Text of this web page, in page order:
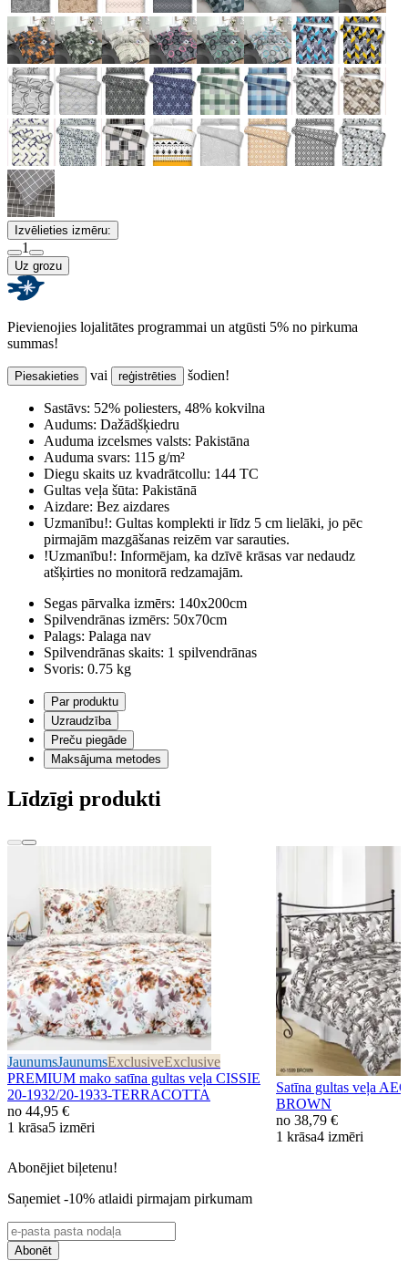
Izvēlieties izmēru:
1
Uz grozu
Pievienojies lojalitātes programmai un atgūsti 5% no pirkuma
summas!
Piesakieties vai reģistrēties šodien!
Sastāvs: 52% poliesters, 48% kokvilna
Audums: Dažādšķiedru
Auduma izcelsmes valsts: Pakistāna
Auduma svars: 115 g/m²
Diegu skaits uz kvadrātcollu: 144 TC
Gultas veļa šūta: Pakistānā
Aizdare: Bez aizdares
Uzmanību!: Gultas komplekti ir līdz 5 cm lielāki, jo pēc
pirmajām mazgāšanas reizēm var sarauties.
!Uzmanību!: Informējam, ka dzīvē krāsas var nedaudz
atšķirties no monitorā redzamajām.
Segas pārvalka izmērs: 140x200cm
Spilvendrānas izmērs: 50x70cm
Palags: Palaga nav
Spilvendrānas skaits: 1 spilvendrānas
Svoris: 0.75 kg
Par produktu
Uzraudzība
Preču piegāde
Maksājuma metodes
Līdzīgi produkti
JaunumsJaunumsExclusiveExclusive
PREMIUM mako satīna gultas veļa CISSIE
20-1932/20-1933-TERRACOTTA
no 44,95 €
1 krāsa5 izmēri
Satīna gultas veļa
BROWN
no 38,79 €
1 krāsa4 izmēri
Abonējiet biļetenu!
Saņemiet -10% atlaidi pirmajam pirkumam
Abonēt